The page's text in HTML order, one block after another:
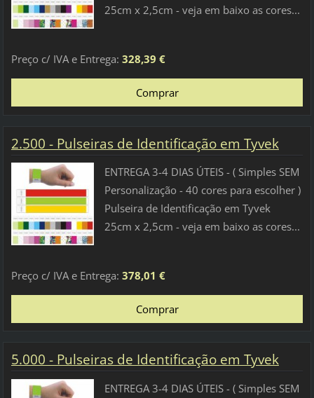
25cm x 2,5cm - veja em baixo as cores...
Preço c/ IVA e Entrega: 328,39 €
2.500 - Pulseiras de Identificação em Tyvek
ENTREGA 3-4 DIAS ÚTEIS - ( Simples SEM
Personalização - 40 cores para escolher )
Pulseira de Identificação em Tyvek
25cm x 2,5cm - veja em baixo as cores...
Preço c/ IVA e Entrega: 378,01 €
5.000 - Pulseiras de Identificação em Tyvek
ENTREGA 3-4 DIAS ÚTEIS - ( Simples SEM